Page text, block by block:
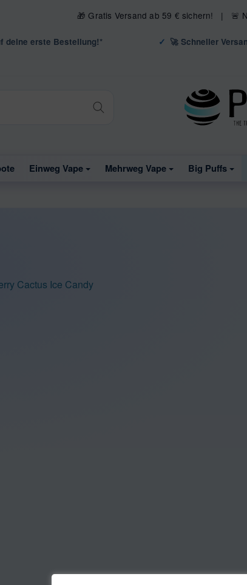
🎁 Gratis Versand ab 59 € sichern! | 🚨
deine erste Bestellung!* 🚀 Schneller
Einweg Vape Mehrweg Vape Big Puffs